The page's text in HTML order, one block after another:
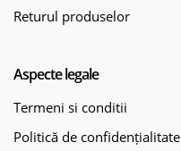
Returul produselor
Aspecte legale
Termeni si conditii
Politică de confidențialitate